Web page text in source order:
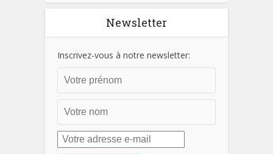
Newsletter
Inscrivez-vous à notre newsletter: